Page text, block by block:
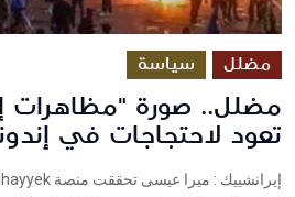
مضلل سياسة
مضلل.. صورة "مظاهرات
تعود لاحتجاجات في